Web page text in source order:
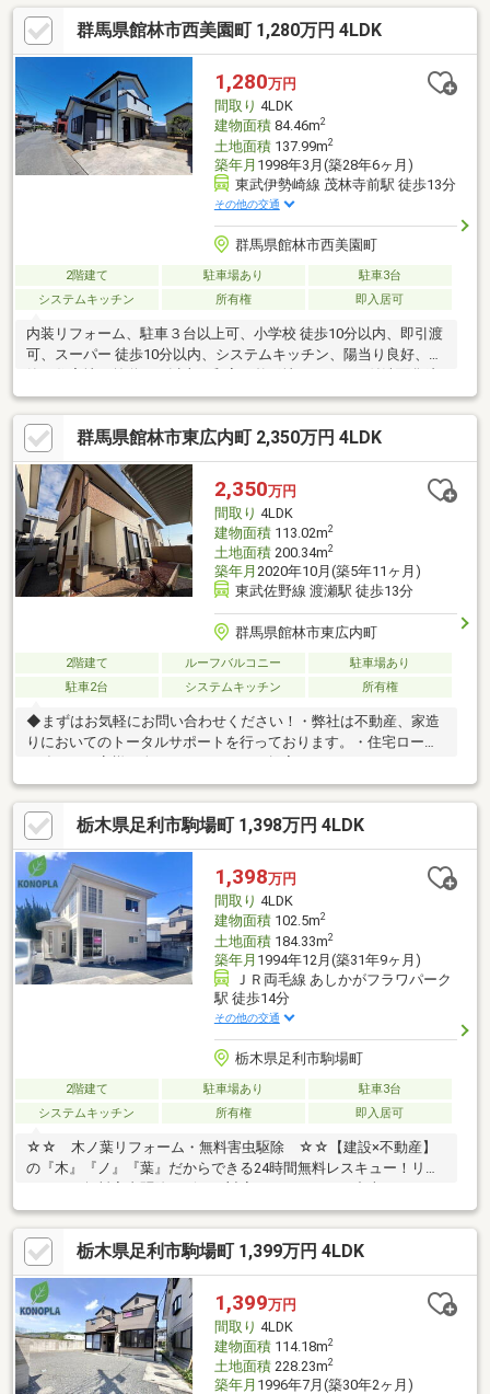
験知識が豊富なスタッフが在籍！迅速な対応を心掛けておりま
す。・お問合せを受けてから即日ご対応をさせていただきま
す。・その他物件情報も多数ございます！お気軽にお問い合わせ
ください。
群馬県館林市西美園町 1,280万円 4LDK
1,280万円
間取り 4LDK
建物面積84.46m2
土地面積137.99m2
築年月 1998年3月(築28年6ヶ月)
東武伊勢崎線 茂林寺前駅 徒歩13分
その他の交通
群馬県館林市西美園町
2階建て 駐車場あり
駐車3台
システムキッチン
所有権 即入居可
内装リフォーム、駐車３台以上可、小学校 徒歩10分以内、即引渡
可、スーパー 徒歩10分以内、システムキッチン、陽当り良好、閑
台、２階建、オートバス、温水洗浄便座、南庭、浴室に窓、ＴＶ
モニタ付インターホン、平坦地
群馬県館林市東広内町 2,350万円 4LDK
2,350万円
間取り 4LDK
建物面積113.02m2
土地面積200.34m2
築年月 2020年10月(築5年11ヶ月)
東武佐野線 渡瀬駅 徒歩13分
群馬県館林市東広内町
2階建て ルーフバルコニー
駐車場あり
駐車2台
システムキッチン 所有権
◆まずはお気軽にお問い合わせください！・弊社は不動産、家造
りにおいてのトータルサポートを行っております。・住宅ローン
す。・スタッフ一同、誠心誠意ご対応させていただきます！◆経
験知識が豊富なスタッフが在籍！迅速な対応を心掛けておりま
す。・お問合せを受けてから即日ご対応をさせていただきま
す。・その他物件情報も多数ございます！お気軽にお問い合わせ
ください。
栃木県足利市駒場町 1,398万円 4LDK
1,398万円
間取り 4LDK
建物面積102.5m2
土地面積184.33m2
築年月 1994年12月(築31年9ヶ月)
ＪＲ両毛線 あしかがフラワパーク
駅 徒歩14分
その他の交通
栃木県足利市駒場町
2階建て 駐車場あり
駐車3台
システムキッチン
所有権 即入居可
☆☆ 木ノ葉リフォーム・無料害虫駆除 ☆☆【建設×不動産】
の『木』『ノ』『葉』だからできる24時間無料レスキュー！リフ
ターサービスがついており、住んでからの安心をずっとお届けし
ます！内覧時に、無料相談・お見積りも物件ごとに作成可能！！
オウチ探しも、リフォームも一緒に相談できます！＼弊社には、
『きつね隊』・『ゴリラ隊』という無料かけつけサービスの仕組
みが、整っています♪／住んでからのお家トラブル、緊急対応も承
っております♪お家のこと、すべて木ノ葉プランニングにお任せく
ださい＾＾
栃木県足利市駒場町 1,399万円 4LDK
1,399万円
間取り 4LDK
建物面積114.18m2
土地面積228.23m2
築年月 1996年7月(築30年2ヶ月)